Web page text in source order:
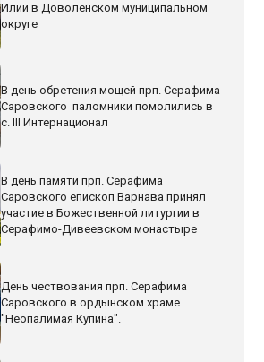
Илии в Доволенском муниципальном
округе
В день обретения мощей прп. Серафима
Саровского паломники помолились в
с. III Интернационал
В день памяти прп. Серафима
Саровского епископ Варнава принял
участие в Божественной литургии в
Серафимо-Дивеевском монастыре
День чествования прп. Серафима
Саровского в ордынском храме
"Неопалимая Купина".